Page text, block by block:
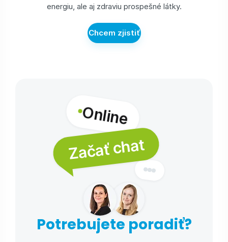
energiu, ale aj zdraviu prospešné látky.
Chcem zjistiť
Online
Začať chat
Potrebujete poradiť?